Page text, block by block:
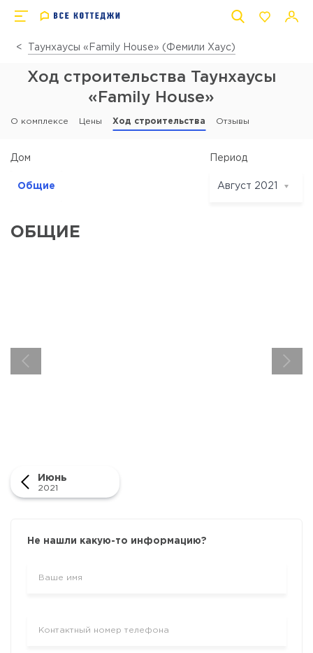
Таунхаусы «Family House» (Фемили Хаус)
Ход строительства Таунхаусы
«Family House»
О комплексе Цены Ход строительства Отзывы
Дом
Общие
Период
Август 2021
ОБЩИЕ
Июнь
2021
Не нашли какую-то информацию?